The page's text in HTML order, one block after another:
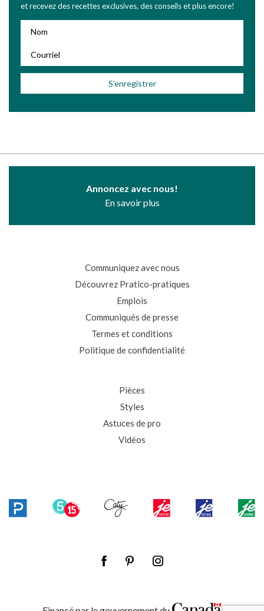
et recevez des recettes exclusives, des conseils et plus encore!
Annoncez avec nous!
En savoir plus
Communiquez avec nous
Découvrez Pratico-pratiques
Emplois
Communiqués de presse
Termes et conditions
Politique de confidentialité
Pièces
Styles
Astuces de pro
Vidéos